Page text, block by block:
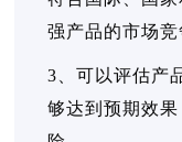
强产品的市场竞
3、可以评估产
够达到预期效